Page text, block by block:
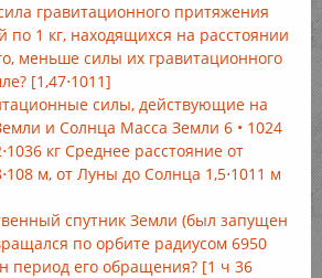
гравитационного притяжения
по 1 кг, находящихся на расстоянии
меньше силы их гравитационного
[1,47⋅1011]
силы, действующие на
и Солнца Масса Земли 6 • 1024
кг Среднее расстояние от
м, от Луны до Солнца 1,5⋅1011 м
спутник Земли (был запущен
по орбите радиусом 6950
период его обращения? [1 ч 36